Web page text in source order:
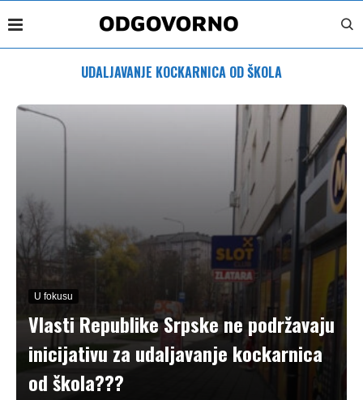
UDALJAVANJE KOCKARNICA OD ŠKOLA
U fokusu
Vlasti Republike Srpske ne podržavaju
inicijativu za udaljavanje kockarnica
od škola???